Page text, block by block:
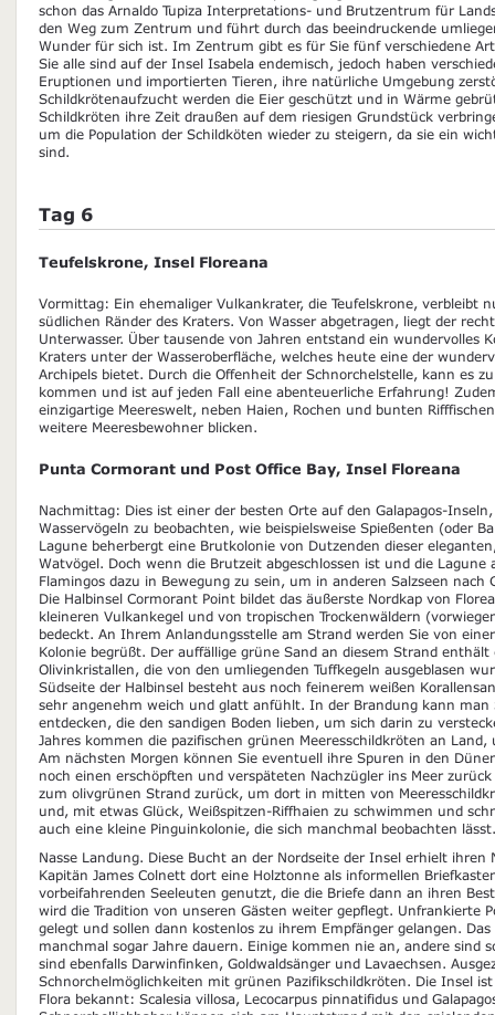
schon das Arnaldo Tupiza Interpretations- und Brutzentrum für
den Weg zum Zentrum und führt durch das beeindruckende
Wunder für sich ist. Im Zentrum gibt es für Sie fünf verschiedene
Sie alle sind auf der Insel Isabela endemisch, jedoch haben
Eruptionen und importierten Tieren, ihre natürliche Umgebung
Schildkrötenaufzucht werden die Eier geschützt und in Wärme
Schildkröten ihre Zeit draußen auf dem riesigen Grundstück
um die Population der Schildköten wieder zu steigern, da sie ein
sind.
Tag 6
Teufelskrone, Insel Floreana
Vormittag: Ein ehemaliger Vulkankrater, die Teufelskrone, verbleibt
südlichen Ränder des Kraters. Von Wasser abgetragen, liegt der
Unterwasser. Über tausende von Jahren entstand ein wundervolles
Kraters unter der Wasseroberfläche, welches heute eine der
Archipels bietet. Durch die Offenheit der Schnorchelstelle, kann es
kommen und ist auf jeden Fall eine abenteuerliche Erfahrung!
einzigartige Meereswelt, neben Haien, Rochen und bunten
weitere Meeresbewohner blicken.
Punta Cormorant und Post Office Bay, Insel Floreana
Nachmittag: Dies ist einer der besten Orte auf den Galapagos-
Wasservögeln zu beobachten, wie beispielsweise Spießenten (oder
Lagune beherbergt eine Brutkolonie von Dutzenden dieser
Watvögel. Doch wenn die Brutzeit abgeschlossen ist und die
Flamingos dazu in Bewegung zu sein, um in anderen Salzseen nach
Die Halbinsel Cormorant Point bildet das äußerste Nordkap von
kleineren Vulkankegel und von tropischen Trockenwäldern
bedeckt. An Ihrem Anlandungsstelle am Strand werden Sie von
Kolonie begrüßt. Der auffällige grüne Sand an diesem Strand
Olivinkristallen, die von den umliegenden Tuffkegeln ausgeblasen
Südseite der Halbinsel besteht aus noch feinerem weißen
sehr angenehm weich und glatt anfühlt. In der Brandung kann man
entdecken, die den sandigen Boden lieben, um sich darin zu
Jahres kommen die pazifischen grünen Meeresschildkröten an
Am nächsten Morgen können Sie eventuell ihre Spuren in den
noch einen erschöpften und verspäteten Nachzügler ins Meer
zum olivgrünen Strand zurück, um dort in mitten von
und, mit etwas Glück, Weißspitzen-Riffhaien zu schwimmen und
auch eine kleine Pinguinkolonie, die sich manchmal beobachten lässt.
Nasse Landung. Diese Bucht an der Nordseite der Insel erhielt
Kapitän James Colnett dort eine Holztonne als informellen
vorbeifahrenden Seeleuten genutzt, die die Briefe dann an ihren
wird die Tradition von unseren Gästen weiter gepflegt. Unfrankierte
gelegt und sollen dann kostenlos zu ihrem Empfänger gelangen.
manchmal sogar Jahre dauern. Einige kommen nie an, andere sind
sind ebenfalls Darwinfinken, Goldwaldsänger und Lavaechsen.
Schnorchelmöglichkeiten mit grünen Pazifikschildkröten. Die Insel
Flora bekannt: Scalesia villosa, Lecocarpus pinnatifidus und